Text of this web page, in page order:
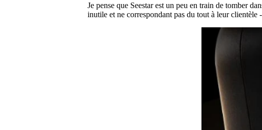
Je pense que Seestar est un peu en train de tomber
inutile et ne correspondant pas du tout à leur clientèle